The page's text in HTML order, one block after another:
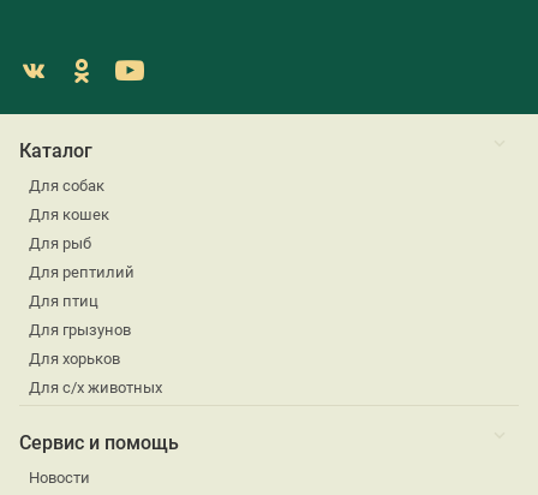
Каталог
Для собак
Для кошек
Для рыб
Для рептилий
Для птиц
Для грызунов
Для хорьков
Для с/х животных
Сервис и помощь
Новости